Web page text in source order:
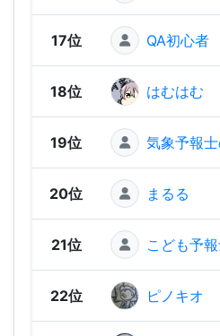
17位 QA初心者
18位 はむはむ
19位 気象予報
20位 まるる
21位 こども予
22位 ピノキオ